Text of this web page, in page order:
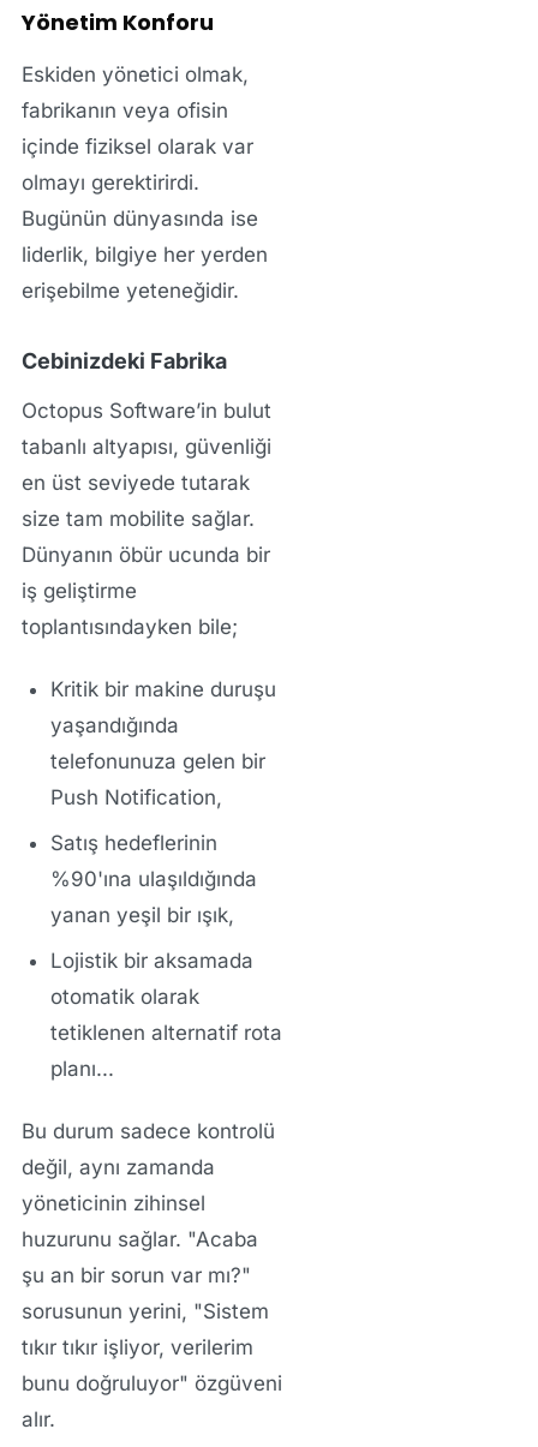
Yönetim Konforu
Eskiden yönetici olmak,
fabrikanın veya ofisin
içinde fiziksel olarak var
olmayı gerektirirdi.
Bugünün dünyasında ise
liderlik, bilgiye her yerden
erişebilme yeteneğidir.
Cebinizdeki Fabrika
Octopus Software’in bulut
tabanlı altyapısı, güvenliği
en üst seviyede tutarak
size tam mobilite sağlar.
Dünyanın öbür ucunda bir
iş geliştirme
toplantısındayken bile;
Kritik bir makine duruşu
yaşandığında
telefonunuza gelen bir
Push Notification,
Satış hedeflerinin
%90'ına ulaşıldığında
yanan yeşil bir ışık,
Lojistik bir aksamada
otomatik olarak
tetiklenen alternatif rota
planı...
Bu durum sadece kontrolü
değil, aynı zamanda
yöneticinin zihinsel
huzurunu sağlar. "Acaba
şu an bir sorun var mı?"
sorusunun yerini, "Sistem
tıkır tıkır işliyor, verilerim
bunu doğruluyor" özgüveni
alır.